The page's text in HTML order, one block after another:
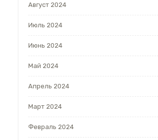
Август 2024
Июль 2024
Июнь 2024
Май 2024
Апрель 2024
Март 2024
Февраль 2024